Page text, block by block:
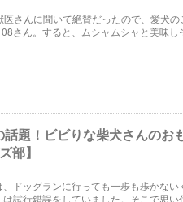
医さんに聞いて絶賛だったので、愛犬
さん。すると、ムシャムシャと美味
題！ビビりな柴犬さんのお
部】
ドッグランに行っても一歩も歩かな
試行錯誤をしていました。そこで思